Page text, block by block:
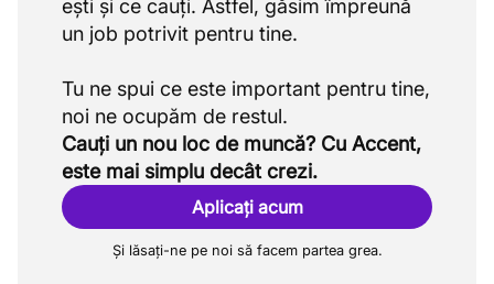
ești și ce cauți. Astfel, găsim împreună
un job potrivit pentru tine.
Tu ne spui ce este important pentru tine,
Cauți un nou loc de muncă? Cu Accent,
este mai simplu decât crezi.
Aplicați acum
Și lăsați-ne pe noi să facem partea grea.